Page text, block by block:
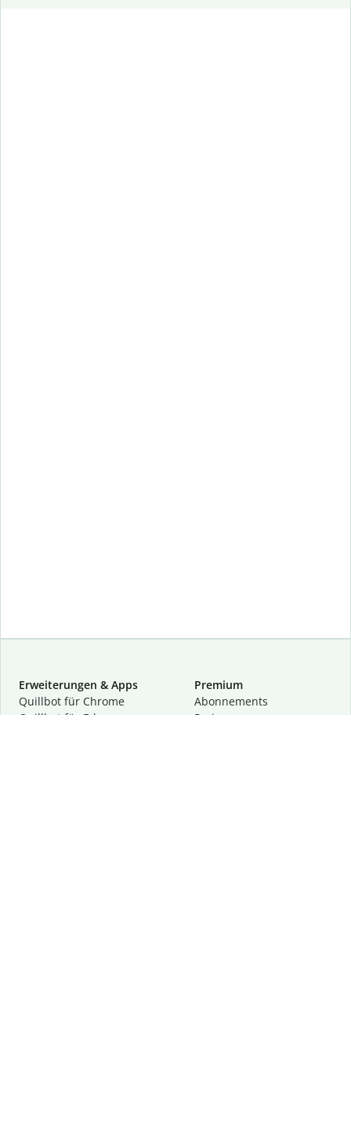
Erweiterungen & Apps
Quillbot für Chrome
Quillbot für Edge
Premium
Abon­ne­ments
Preise